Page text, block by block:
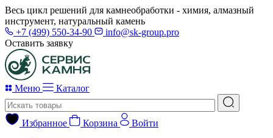
Весь цикл решений для камнеобработки - химия, алмазный
инструмент, натуральный камень
+7 (499) 550-34-90
info@sk-group.pro
Оставить заявку
Меню Каталог
Избранное Корзина
Войти